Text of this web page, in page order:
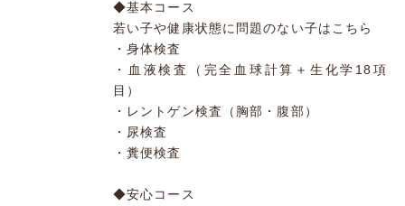
◆基本コース
若い子や健康状態に問題のない子はこちら
・身体検査
・血液検査（完全血球計算＋生化学18項
目）
・レントゲン検査（胸部・腹部）
・尿検査
・糞便検査
◆安心コース